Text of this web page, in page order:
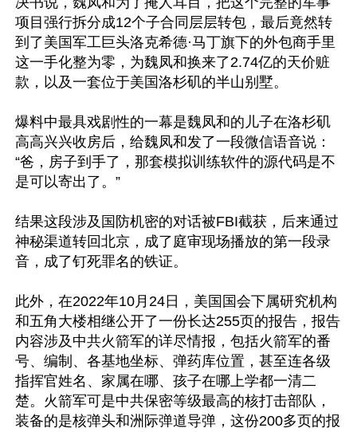
项目强行拆分成12个子合同层层转包，最后竟然转
到了美国军工巨头洛克希德·马丁旗下的外包商手里
这一手化整为零，为魏凤和换来了2.74亿的天价赃
款，以及一套位于美国洛杉矶的半山别墅。
爆料中最具戏剧性的一幕是魏凤和的儿子在洛杉矶
高高兴兴收房后，给魏凤和发了一段微信语音说：
“爸，房子到手了，那套模拟训练软件的源代码是不
是可以寄出了。”
结果这段涉及国防机密的对话被FBI截获，后来通过
神秘渠道转回北京，成了庭审现场播放的第一段录
音，成了钉死罪名的铁证。
此外，在2022年10月24日，美国国会下属研究机构
和五角大楼相继公开了一份长达255页的报告，报告
内容涉及中共火箭军的详尽情报，包括火箭军的番
号、编制、各基地坐标、弹药库位置，甚至连各级
指挥官姓名、家属在哪、孩子在哪上学都一清二
楚。火箭军可是中共保密等级最高的核打击部队，
装备的是核弹头和洲际弹道导弹，这份200多页的报